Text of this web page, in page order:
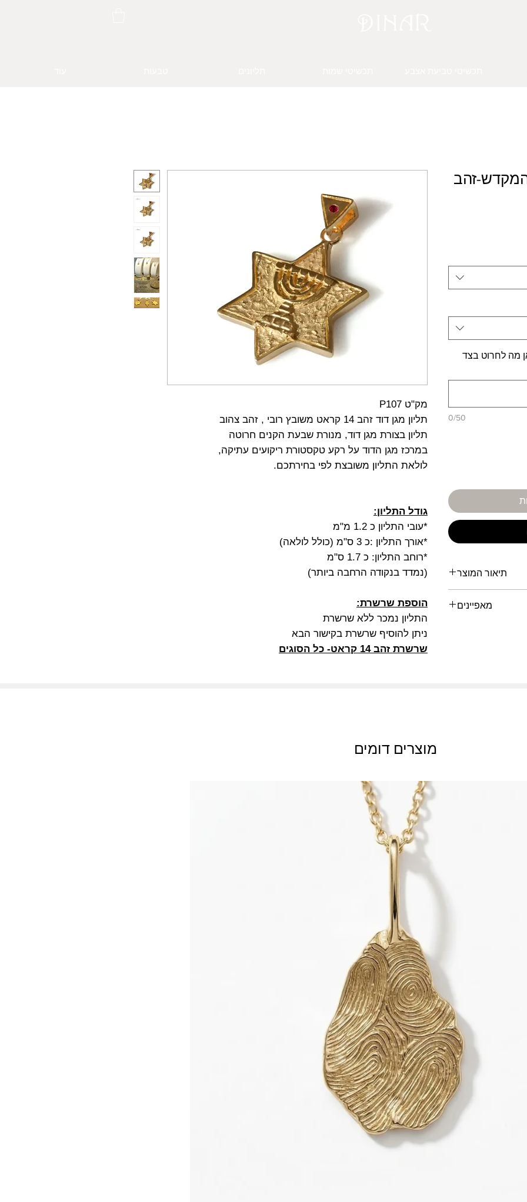
מק"ט P107
תליון מגן דוד זהב 14 קראט משובץ רובי , זהב צהוב
תליון בצורת מגן דוד, מנורת שבעת הקנים חרוטה
במרכז מגן הדוד על רקע טקסטורת ריקועים עתיקה,
לולאת התליון משובצת לפי בחירתכם.
גודל התליון:
*עובי התליון כ 1.2 מ"מ
*אורך התליון :כ 3 ס"מ (כולל לולאה)
*רוחב התליון: כ 1.7 ס"מ
(נמדד בנקודה הרחבה ביותר)
הוספת שרשרת:
התליון נמכר ללא שרשרת
ניתן להוסיף שרשרת בקישור הבא
שרשרת זהב 14 קראט- כל הסוגים
המקדש-זהב
כאן מה לחרוט בצד
0/50
תיאור המוצר
דוד מתנה לבר מצווה/
דינר עיצוב תכשיטים
מאפיינים
מוצרים דומים